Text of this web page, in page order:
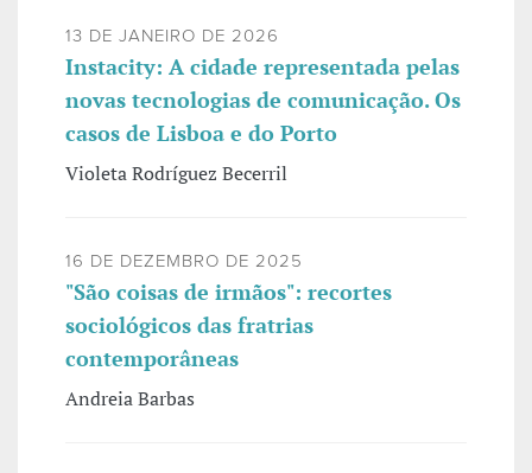
13 DE JANEIRO DE 2026
Instacity: A cidade representada pelas
novas tecnologias de comunicação. Os
casos de Lisboa e do Porto
Violeta Rodríguez Becerril
16 DE DEZEMBRO DE 2025
"São coisas de irmãos": recortes
sociológicos das fratrias
contemporâneas
Andreia Barbas